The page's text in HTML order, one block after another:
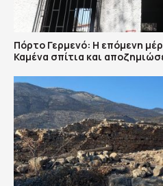
Πόρτο Γερμενό: Η επόμενη
Καμένα σπίτια και